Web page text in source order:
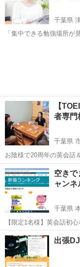
千葉県
「集中できる勉強場所
【
者専門
千葉県
お陰様で20周年の英会話
本一の英会話初心者専門校です。 ※日本で一番古い
千葉 市川市
空き
ャン
千葉県
【限定1名様】英会話初心者向け！ YouTuber濱野将
グ英会話モニタープラン募集開始！ 英会話を始
ればいいかわからない」
心者のあな...
千葉 市川市 本八
出張